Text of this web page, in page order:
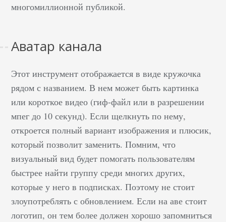
многомиллионной публикой.
Аватар канала
Этот инструмент отображается в виде кружочка
рядом с названием. В нем может быть картинка
или короткое видео (гиф-файл или в разрешении
мпег до 10 секунд). Если щелкнуть по нему,
откроется полный вариант изображения и плюсик,
который позволит заменить. Помним, что
визуальный вид будет помогать пользователям
быстрее найти группу среди многих других,
которые у него в подписках. Поэтому не стоит
злоупотреблять с обновлением. Если на аве стоит
логотип, он тем более должен хорошо запомниться